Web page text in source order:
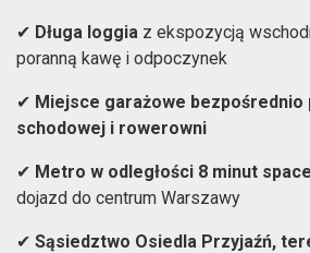
✔ Długa loggia z ekspozycją
poranną kawę i odpoczynek
✔ Miejsce garażowe bezpośrednio
schodowej i rowerowni
✔ Metro w odległości 8 minut
dojazd do centrum Warszawy
✔ Sąsiedztwo Osiedla Przyjaźń,